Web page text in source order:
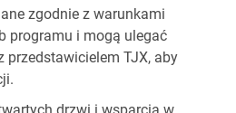
zgodnie z warunkami
programu i mogą ulegać
przedstawicielem TJX, aby
drzwi i wsparcia w